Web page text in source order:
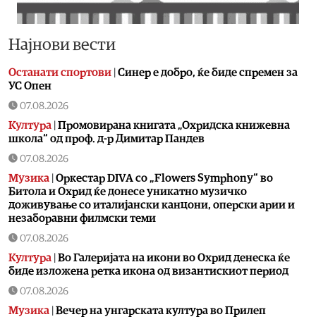
Најнови вести
Останати спортови | Синер е добро, ќе биде спремен за
УС Опен
07.08.2026
Култура | Промовирана книгата „Охридска книжевна
школа“ од проф. д-р Димитар Пандев
07.08.2026
Музика | Оркестар DIVA со „Flowers Symphony“ во
Битола и Охрид ќе донесе уникатно музичко
доживување со италијански канцони, оперски арии и
незаборавни филмски теми
07.08.2026
Култура | Во Галеријата на икони во Охрид денеска ќе
биде изложена ретка икона од византискиот период
07.08.2026
Музика | Вечер на унгарската култура во Прилеп